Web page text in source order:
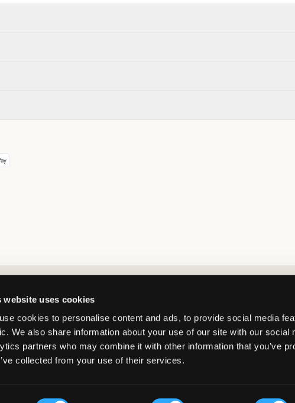
website uses cookies
cookies to personalise content and ads, to provide social media
We also share information about your use of our site with our social
partners who may combine it with other information that you’ve
collected from your use of their services.